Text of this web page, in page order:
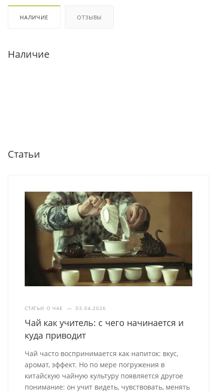
НАЛИЧИЕ ОТЗЫВЫ
Наличие
Статьи
СТАТЬИ О ЧАЕ — 03.04.2026
Чай как учитель: с чего начинается и
куда приводит
Чай часто воспринимается как напиток: вкус,
аромат, эффект. Но по мере погружения в
китайскую чайную культуру появляется другое
понимание: он учит видеть, чувствовать, менять